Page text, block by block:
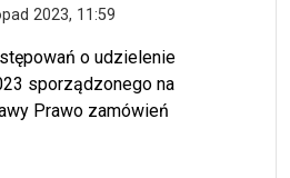
2023, 11:59
o udzielenie
sporządzonego na
Prawo zamówień